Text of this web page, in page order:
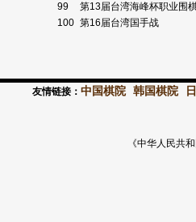
99
第13届台湾海峰杯职业围
100 第16届台湾国手战
友情链接： 中国棋院 韩国棋院
《中华人民共